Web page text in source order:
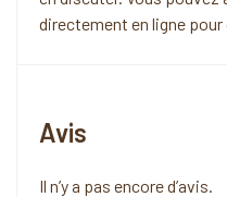
directement en ligne
Avis
Il n’y a pas encore d’avis.